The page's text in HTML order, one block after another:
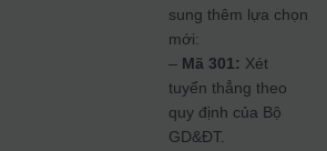
sung thêm lựa chọn
mới:
– Mã 301: Xét
tuyển thẳng theo
quy định của Bộ
GD&ĐT.